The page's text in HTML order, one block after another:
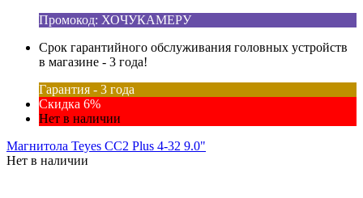
Промокод: ХОЧУКАМЕРУ
Срок гарантийного обслуживания головных устройств
в магазине - 3 года!
Гарантия - 3 года
Скидка 6%
Нет в наличии
Магнитола Teyes CC2 Plus 4-32 9.0"
Нет в наличии